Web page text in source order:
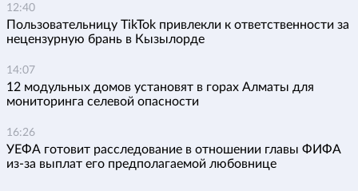
12:40
Пользовательницу TikTok привлекли к ответственности за
нецензурную брань в Кызылорде
14:07
12 модульных домов установят в горах Алматы для
мониторинга селевой опасности
16:26
УЕФА готовит расследование в отношении главы ФИФА
из-за выплат его предполагаемой любовнице